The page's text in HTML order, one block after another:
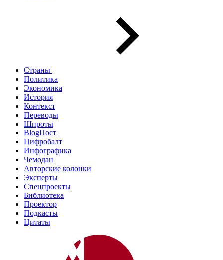
Страны
Политика
Экономика
История
Контекст
Переводы
Шпроты
BlogПост
Цифробалт
Инфографика
Чемодан
Авторские колонки
Эксперты
Спецпроекты
Библиотека
Проектор
Подкасты
Цитаты